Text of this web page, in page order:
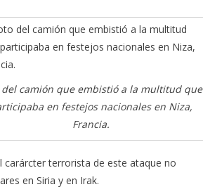
del camión que embistió a la multitud que
en festejos nacionales en Niza,
Francia.
carárcter terrorista de este ataque no
en Siria y en Irak.